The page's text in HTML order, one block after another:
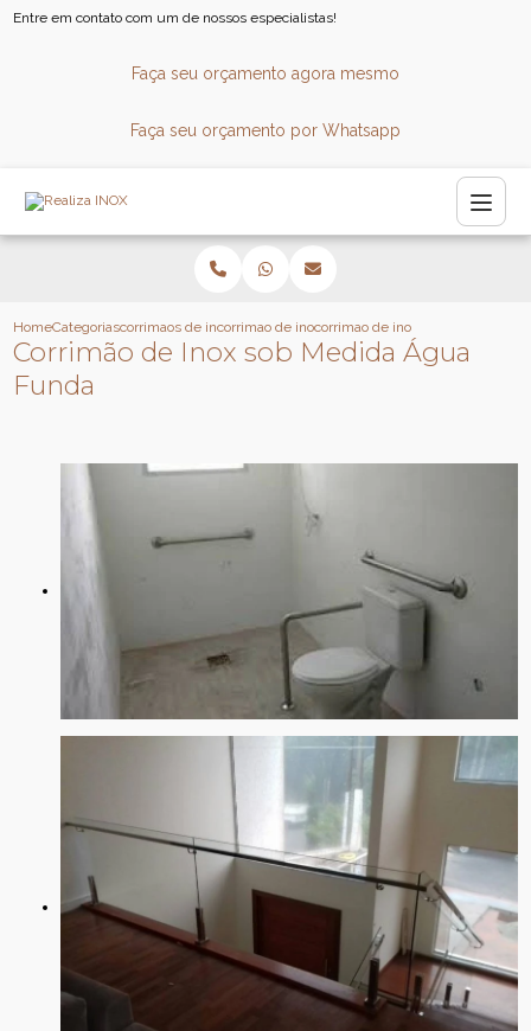
Entre em contato com um de nossos especialistas!
Faça seu orçamento agora mesmo
Faça seu orçamento por Whatsapp
HomeCategoriascorrimaos de inoxcorrimao de inox para escada caracol
corrimao de inox sob medida
Corrimão de Inox sob Medida Água
Funda